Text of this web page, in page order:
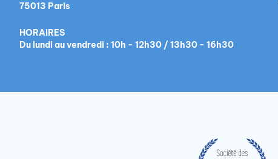
75013 Paris
HORAIRES
Du lundi au vendredi : 10h - 12h30 / 13h30 - 16h30